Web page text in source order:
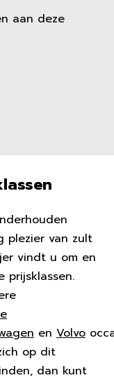
aan deze
plezier van zult
vindt u om en
prijsklassen.
en Volvo
op dit
dan kunt